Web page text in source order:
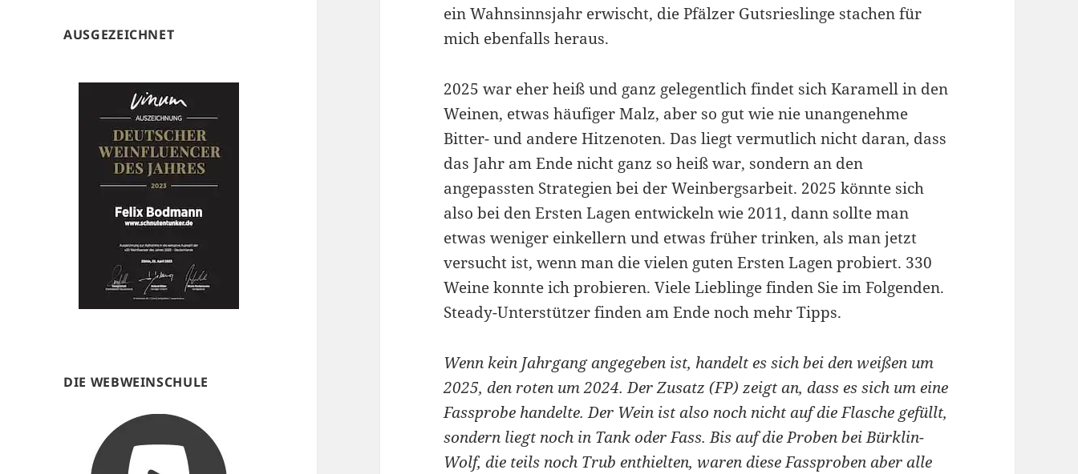
AUSGEZEICHNET
DIE WEBWEINSCHULE
ein Wahnsinnsjahr erwischt, die Pfälzer Gutsrieslinge stachen für
mich ebenfalls heraus.
2025 war eher heiß und ganz gelegentlich findet sich Karamell in den
Weinen, etwas häufiger Malz, aber so gut wie nie unangenehme
Bitter- und andere Hitzenoten. Das liegt vermutlich nicht daran, dass
das Jahr am Ende nicht ganz so heiß war, sondern an den
angepassten Strategien bei der Weinbergsarbeit. 2025 könnte sich
also bei den Ersten Lagen entwickeln wie 2011, dann sollte man
etwas weniger einkellern und etwas früher trinken, als man jetzt
versucht ist, wenn man die vielen guten Ersten Lagen probiert. 330
Weine konnte ich probieren. Viele Lieblinge finden Sie im Folgenden.
Steady-Unterstützer finden am Ende noch mehr Tipps.
Wenn kein Jahrgang angegeben ist, handelt es sich bei den weißen um
2025, den roten um 2024. Der Zusatz (FP) zeigt an, dass es sich um eine
Fassprobe handelte. Der Wein ist also noch nicht auf die Flasche gefüllt,
sondern liegt noch in Tank oder Fass. Bis auf die Proben bei Bürklin-
Wolf, die teils noch Trub enthielten, waren diese Fassproben aber alle